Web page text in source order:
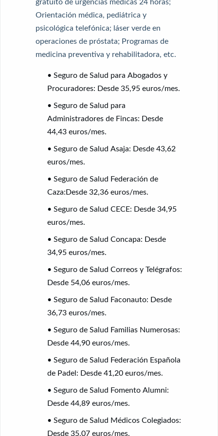
Orientación médica, pediátrica y
psicológica telefónica; láser verde en
operaciones de próstata; Programas de
medicina preventiva y rehabilitadora, etc.
• Seguro de Salud para Abogados y
Procuradores: Desde 35,95 euros/mes.
• Seguro de Salud para
Administradores de Fincas: Desde
44,43 euros/mes.
• Seguro de Salud Asaja: Desde 43,62
euros/mes.
• Seguro de Salud Federación de
Caza:Desde 32,36 euros/mes.
• Seguro de Salud CECE: Desde 34,95
euros/mes.
• Seguro de Salud Concapa: Desde
34,95 euros/mes.
• Seguro de Salud Correos y Telégrafos:
Desde 54,06 euros/mes.
• Seguro de Salud Faconauto: Desde
36,73 euros/mes.
• Seguro de Salud Familias Numerosas:
Desde 44,90 euros/mes.
• Seguro de Salud Federación Española
de Padel: Desde 41,20 euros/mes.
• Seguro de Salud Fomento Alumni:
Desde 44,89 euros/mes.
• Seguro de Salud Médicos Colegiados:
Desde 35,07 euros/mes.